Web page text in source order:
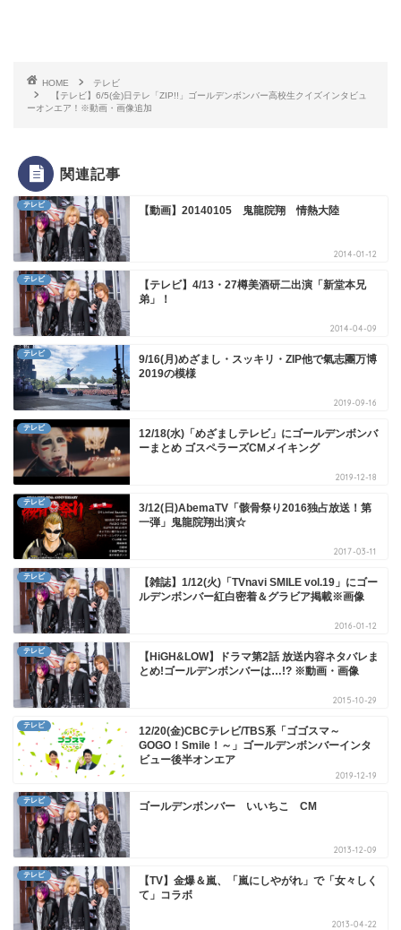
HOME
テレビ
【テレビ】6/5(金)日テレ「ZIP!!」ゴールデンボンバー高校生クイズインタビュ
ーオンエア！※動画・画像追加
関連記事
テレビ 【動画】20140105 鬼龍院翔 情熱大陸
2014-01-12
テレビ
【テレビ】4/13・27樽美酒研二出演「新堂本兄
弟」！
2014-04-09
テレビ
9/16(月)めざまし・スッキリ・ZIP他で氣志團万博
2019の模様
2019-09-16
テレビ
12/18(水)「めざましテレビ」にゴールデンボンバ
ーまとめ ゴスペラーズCMメイキング
2019-12-18
テレビ
3/12(日)AbemaTV「骸骨祭り2016独占放送！第
一弾」鬼龍院翔出演☆
2017-03-11
テレビ
【雑誌】1/12(火)「TVnavi SMILE vol.19」にゴー
ルデンボンバー紅白密着＆グラビア掲載※画像
2016-01-12
テレビ
【HiGH&LOW】ドラマ第2話 放送内容ネタバレま
とめ!ゴールデンボンバーは…!? ※動画・画像
2015-10-29
テレビ
12/20(金)CBCテレビ/TBS系「ゴゴスマ～
GOGO！Smile！～」ゴールデンボンバーインタ
ビュー後半オンエア
2019-12-19
テレビ ゴールデンボンバー いいちこ CM
2013-12-09
テレビ
【TV】金爆＆嵐、「嵐にしやがれ」で「女々しく
て」コラボ
2013-04-22